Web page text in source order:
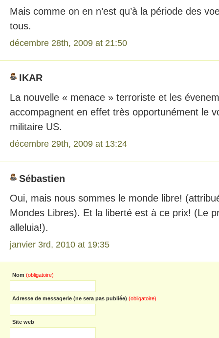
Mais comme on en n’est qu’à la période des
tous.
décembre 28th, 2009 at 21:50
IKAR
La nouvelle « menace » terroriste et les
accompagnent en effet très opportunément le
militaire US.
décembre 29th, 2009 at 13:24
Sébastien
Oui, mais nous sommes le monde libre!
Mondes Libres). Et la liberté est à ce prix! (Le
alleluia!).
janvier 3rd, 2010 at 19:35
Nom (obligatoire)
Adresse de messagerie (ne sera pas publiée) (obligatoire)
Site web